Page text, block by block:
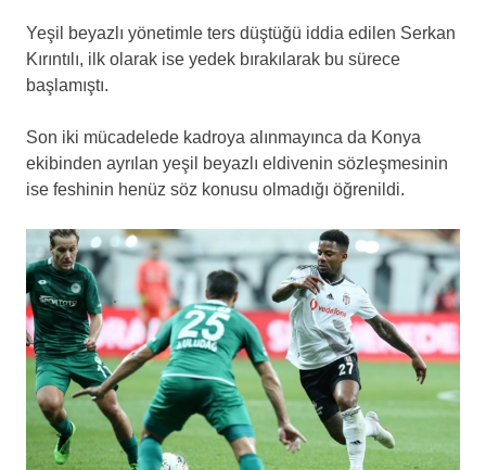
Yeşil beyazlı yönetimle ters düştüğü iddia edilen Serkan
Kırıntılı, ilk olarak ise yedek bırakılarak bu sürece
başlamıştı.
Son iki mücadelede kadroya alınmayınca da Konya
ekibinden ayrılan yeşil beyazlı eldivenin sözleşmesinin
ise feshinin henüz söz konusu olmadığı öğrenildi.